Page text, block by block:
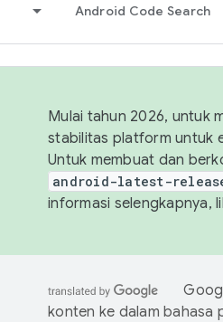
Android Code Search
Mulai tahun 2026, untuk
stabilitas platform untuk
Untuk membuat dan
android-latest-
informasi selengkapnya,
konten ke dalam bahasa